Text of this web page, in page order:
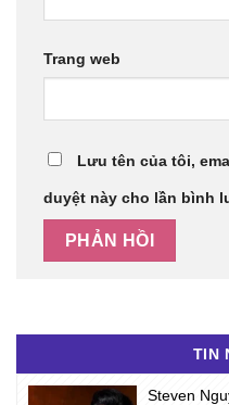
Trang web
Lưu tên của tôi,
duyệt này cho lần bình
TIN
Steven